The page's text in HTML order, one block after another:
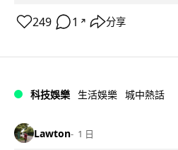
249 1 ↗ 分享
科技娛樂 生活娛樂 城中熱話
Lawton 1 日